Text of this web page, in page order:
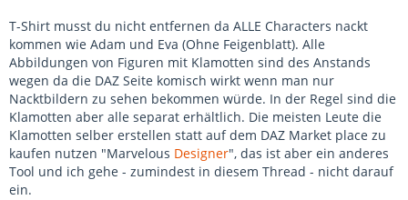
T-Shirt musst du nicht entfernen da ALLE Characters nackt
kommen wie Adam und Eva (Ohne Feigenblatt). Alle
Abbildungen von Figuren mit Klamotten sind des Anstands
wegen da die DAZ Seite komisch wirkt wenn man nur
Nacktbildern zu sehen bekommen würde. In der Regel sind die
Klamotten aber alle separat erhältlich. Die meisten Leute die
Klamotten selber erstellen statt auf dem DAZ Market place zu
kaufen nutzen "Marvelous Designer", das ist aber ein anderes
Tool und ich gehe - zumindest in diesem Thread - nicht darauf
ein.